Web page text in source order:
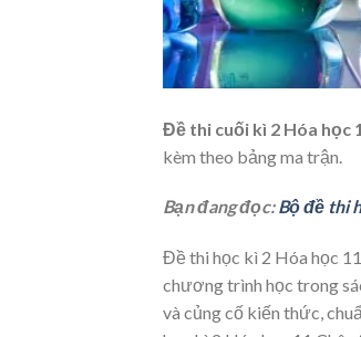
Đề thi cuối kì 2 Hóa học
kèm theo bảng ma trận.
Bạn đang đọc:Bộ đề thi
Đề thi học kì 2 Hóa học
chương trình học trong
và củng cố kiến thức,